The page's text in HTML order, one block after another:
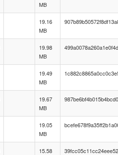
MB
19.16
MB
19.98
MB
19.49
MB
19.67
MB
19.05
MB
15.58